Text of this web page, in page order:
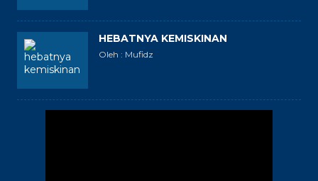
HEBATNYA KEMISKINAN
Oleh : Mufidz